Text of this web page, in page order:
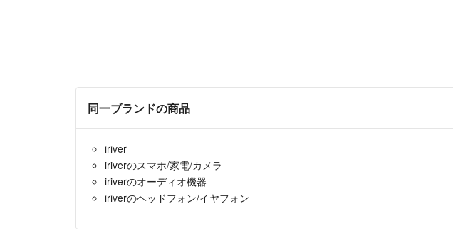
同一ブランドの商品
iriver
iriverのスマホ/家電/カメラ
iriverのオーディオ機器
iriverのヘッドフォン/イヤフォン